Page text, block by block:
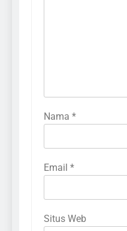
Nama *
Email *
Situs Web